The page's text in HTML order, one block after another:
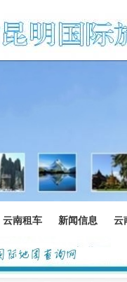
云南租车 新闻信息 云